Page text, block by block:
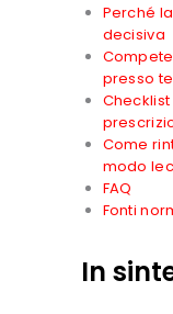
Perché
decisiva
presso
Come
modo
FAQ
Fonti
In